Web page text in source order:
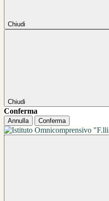
Chiudi
Chiudi
Conferma
Annulla Conferma